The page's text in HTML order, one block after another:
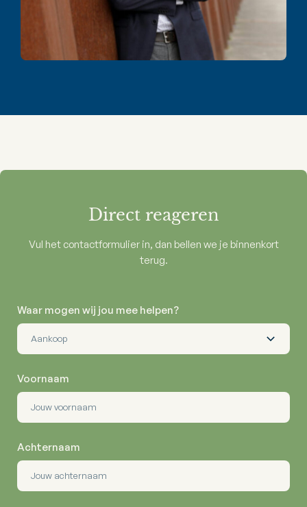
Direct reageren
Vul het contactformulier in, dan bellen we je binnenkort
terug.
Waar mogen wij jou mee helpen?
Voornaam
Achternaam